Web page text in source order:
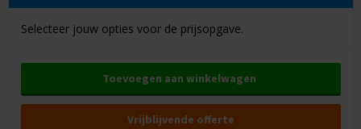
Selecteer jouw opties voor de prijsopgave.
Toevoegen aan winkelwagen
Vrijblijvende offerte